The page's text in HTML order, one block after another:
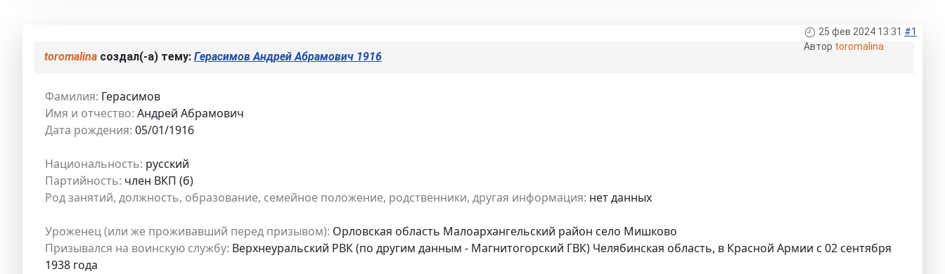
25 фев 2024 13:31 #1
Автор toromalina
toromalina создал(-а) тему: Герасимов Андрей Абрамович 1916
Фамилия: Герасимов
Имя и отчество: Андрей Абрамович
Дата рождения: 05/01/1916
Национальность: русский
Партийность: член ВКП (б)
Род занятий, должность, образование, семейное положение, родственники, другая информация: нет данных
Уроженец (или же проживавший перед призывом): Орловская область Малоархангельский район село Мишково
Призывался на воинскую службу: Верхнеуральский РВК (по другим данным - Магнитогорский ГВК) Челябинская область, в Красной Армии с 02 сентября
1938 года